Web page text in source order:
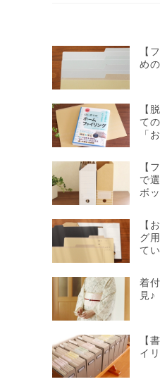
【
め
【
て
「
【
で
ボ
【
グ
て
着
見♪
【
イ